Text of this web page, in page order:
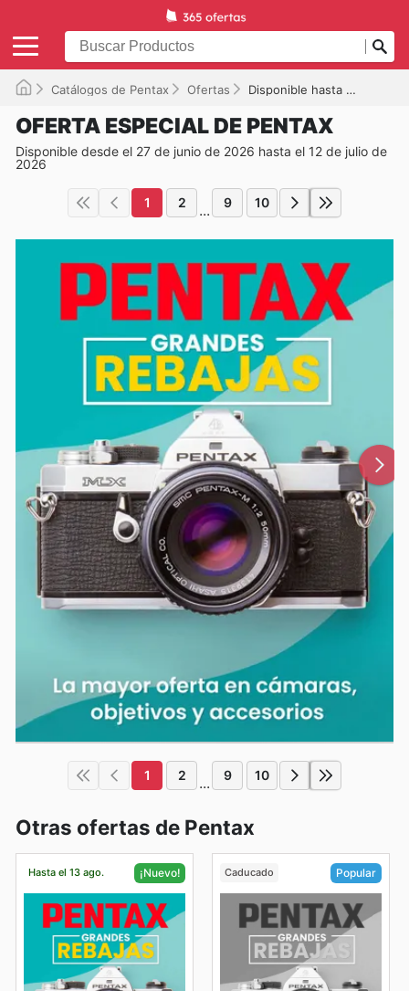
Catálogos de Pentax Ofertas Disponible hasta el 12/07/2026
OFERTA ESPECIAL DE PENTAX
Disponible desde el 27 de junio de 2026 hasta el 12 de julio de
2026
1 2 ... 9 10
1 2 ... 9 10
Otras ofertas de Pentax
Hasta el 13 ago. ¡Nuevo! Caducado Popular